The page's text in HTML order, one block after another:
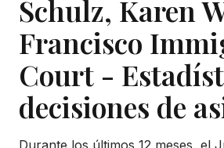
Schulz, Karen
Francisco
Court -
decisiones de
Durante los últimos 12 meses, el